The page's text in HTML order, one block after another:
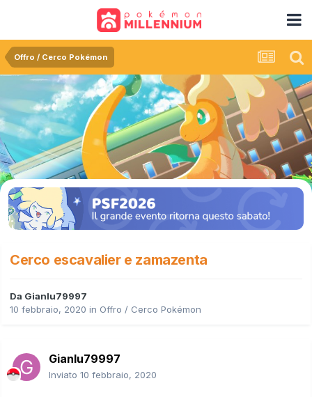
Offro / Cerco Pokémon
Cerco escavalier e zamazenta
Da Gianlu79997
10 febbraio, 2020 in Offro / Cerco Pokémon
Gianlu79997
Inviato 10 febbraio, 2020